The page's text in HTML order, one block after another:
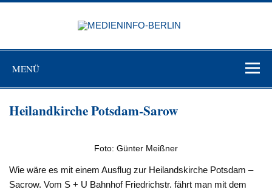
Zum
MENÜ
Heilandkirche Potsdam-Sarow
Foto: Günter Meißner
Wie wäre es mit einem Ausflug zur Heilandskirche Potsdam –
Sacrow. Vom S + U Bahnhof Friedrichstr. fährt man mit dem